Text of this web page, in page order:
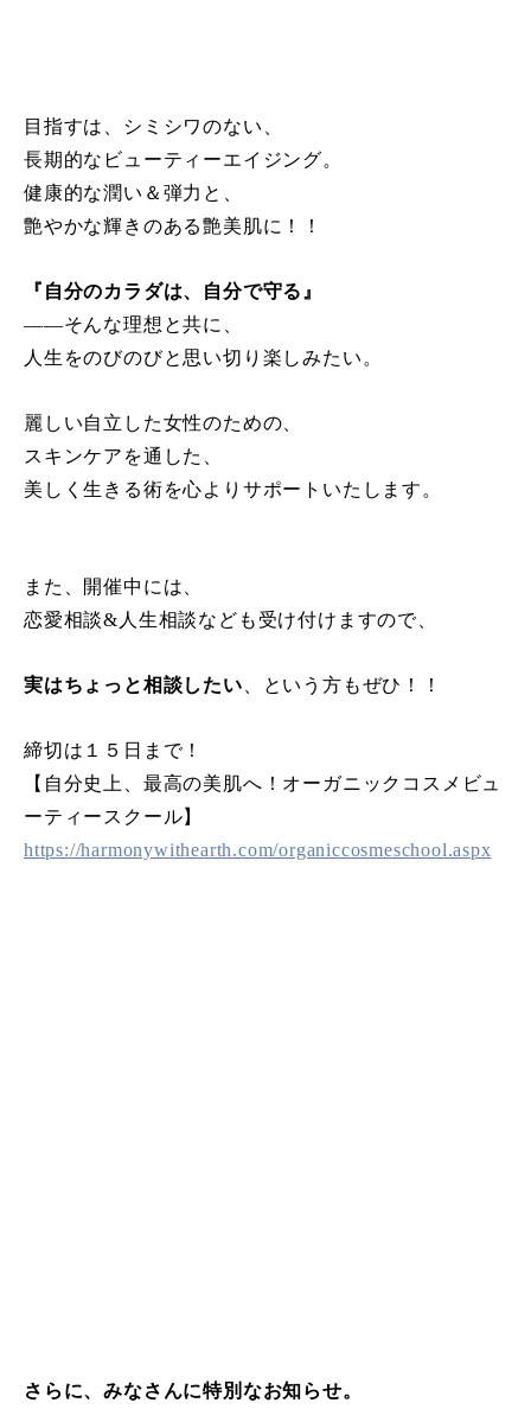
目指すは、シミシワのない、
長期的なビューティーエイジング。
健康的な潤い＆弾力と、
艶やかな輝きのある艶美肌に！！
『自分のカラダは、自分で守る』
――そんな理想と共に、
人生をのびのびと思い切り楽しみたい。
麗しい自立した女性のための、
スキンケアを通した、
美しく生きる術を心よりサポートいたします。
また、開催中には、
恋愛相談&人生相談なども受け付けますので、
実はちょっと相談したい 、という方もぜひ！！
締切は１５日まで！
【自分史上、最高の美肌へ！オーガニックコスメビュ
ーティースクール】
https://harmonywithearth.com/organiccosmeschool.aspx
さらに、みなさんに特別なお知らせ。